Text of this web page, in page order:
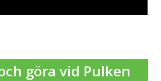
göra vid Pulken